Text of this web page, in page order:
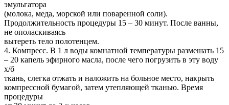
эмульгатора
(молока, меда, морской или поваренной соли).
Продолжительность процедуры 15 – 30 минут. После ванны,
не ополаскиваясь
вытереть тело полотенцем.
4. Компресс. В 1 л воды комнатной температуры размешать 15
– 20 капель эфирного масла, после чего погрузить в эту воду
х/б
ткань, слегка отжать и наложить на больное место, накрыть
компрессной бумагой, затем утепляющей тканью. Время
процедуры